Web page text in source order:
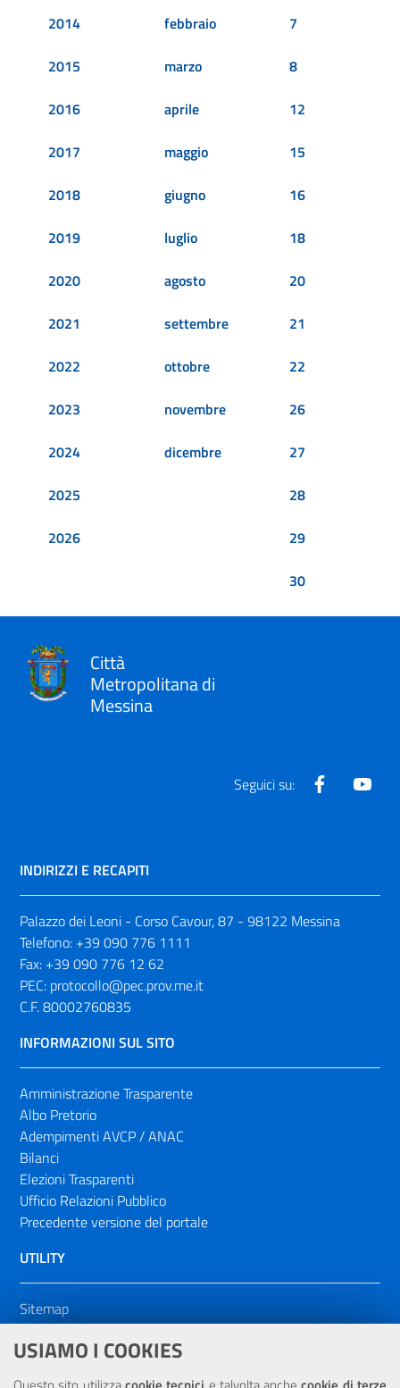
USIAMO I COOKIES
2014
2015
2016
2017
2018
2019
2020
2021
2022
2023
2024
2025
2026
febbraio
marzo
aprile
maggio
giugno
luglio
agosto
settembre
ottobre
novembre
dicembre
7
8
12
15
16
18
20
21
22
26
27
28
29
30
Città
Metropolitana di
Messina
Seguici su: Facebook
INDIRIZZI E RECAPITI
Palazzo dei Leoni - Corso Cavour, 87 - 98122 Messina
Telefono: +39 090 776 1111
Fax: +39 090 776 12 62
PEC: protocollo@pec.prov.me.it
C.F. 80002760835
INFORMAZIONI SUL SITO
Amministrazione Trasparente
Albo Pretorio
Adempimenti AVCP / ANAC
Bilanci
Elezioni Trasparenti
Ufficio Relazioni Pubblico
Precedente versione del portale
UTILITY
Sitemap
Dichiarazione di accessibilità
NOTE LEGALI